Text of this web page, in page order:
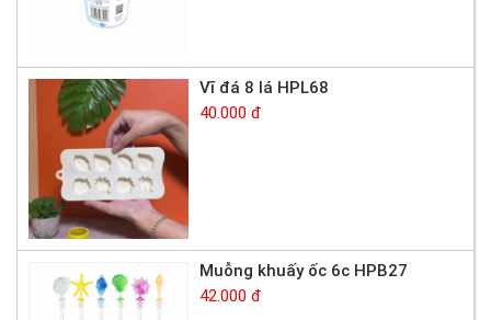
Vĩ đá 8 lá HPL68
40.000 đ
Muỗng khuấy ốc 6c HPB27
42.000 đ